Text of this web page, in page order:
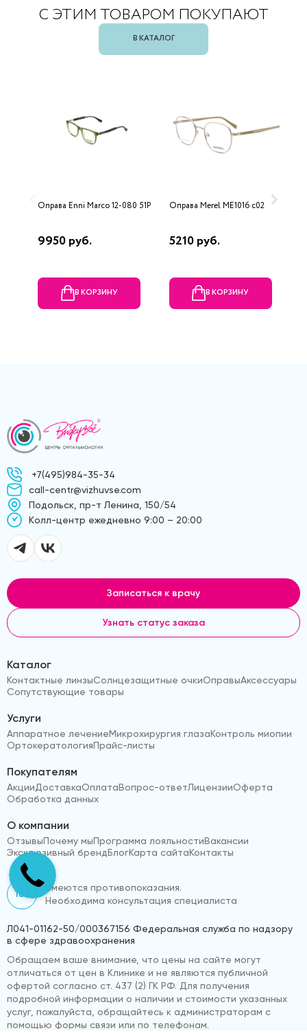
С ЭТИМ ТОВАРОМ ПОКУПАЮТ
В КАТАЛОГ
Оправа Enni Marco 12-080 51P
9950 руб.
В КОРЗИНУ
Оправа Merel ME1016 c02
5210 руб.
В КОРЗИНУ
+7(495)984-35-34
call-centr@vizhuvse.com
Подольск, пр-т Ленина, 150/54
Kолл-центр ежедневно 9:00 – 20:00
Записаться к врачу
Узнать статус заказа
Каталог
Контактные линзыСолнцезащитные очкиОправыАксессуары
Сопутствующие товары
Услуги
Аппаратное лечениеМикрохирургия глазаКонтроль миопии
ОртокератологияПрайс-листы
Покупателям
АкцииДоставкаОплатаВопрос-ответЛицензииОферта
Обработка данных
О компании
ОтзывыПочему мыПрограмма лояльностиВакансии
Эксклюзивный брендБлогКарта сайтаКонтакты
18+
Имеются противопоказания.
Необходима консультация специалиста
Л041-01162-50/000367156 Федеральная служба по надзору
в сфере здравоохранения
Обращаем ваше внимание, что цены на сайте могут
отличаться от цен в Клинике и не являются публичной
офертой согласно ст. 437 (2) ГК РФ. Для получения
подробной информации о наличии и стоимости указанных
услуг, пожалуйста, обращайтесь к администраторам с
помощью формы связи или по телефонам.